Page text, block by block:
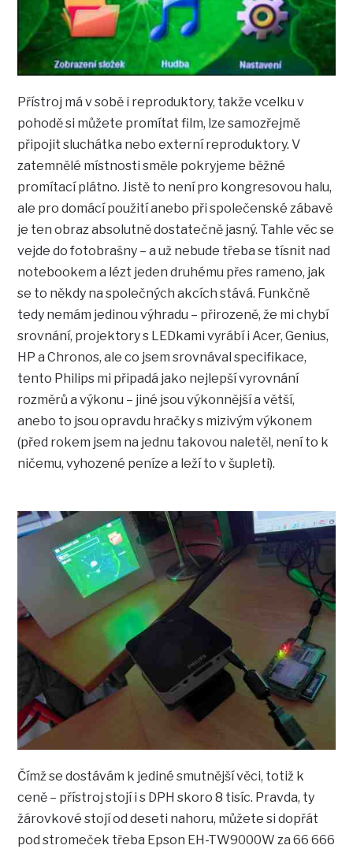
Přístroj má v sobě i reproduktory, takže vcelku v
pohodě si můžete promítat film, lze samozřejmě
připojit sluchátka nebo externí reproduktory. V
zatemnělé místnosti směle pokryjeme běžné
promítací plátno. Jistě to není pro kongresovou halu,
ale pro domácí použití anebo při společenské zábavě
je ten obraz absolutně dostatečně jasný. Tahle věc se
vejde do fotobrašny – a už nebude třeba se tísnit nad
notebookem a lézt jeden druhému přes rameno, jak
se to někdy na společných akcích stává. Funkčně
tedy nemám jedinou výhradu – přirozeně, že mi chybí
srovnání, projektory s LEDkami vyrábí i Acer, Genius,
HP a Chronos, ale co jsem srovnával specifikace,
tento Philips mi připadá jako nejlepší vyrovnání
rozměrů a výkonu – jiné jsou výkonnější a větší,
anebo to jsou opravdu hračky s mizivým výkonem
(před rokem jsem na jednu takovou naletěl, není to k
ničemu, vyhozené peníze a leží to v šupleti).
Čímž se dostávám k jediné smutnější věci, totiž k
ceně – přístroj stojí i s DPH skoro 8 tisíc. Pravda, ty
žárovkové stojí od deseti nahoru, můžete si dopřát
pod stromeček třeba Epson EH-TW9000W za 66 666